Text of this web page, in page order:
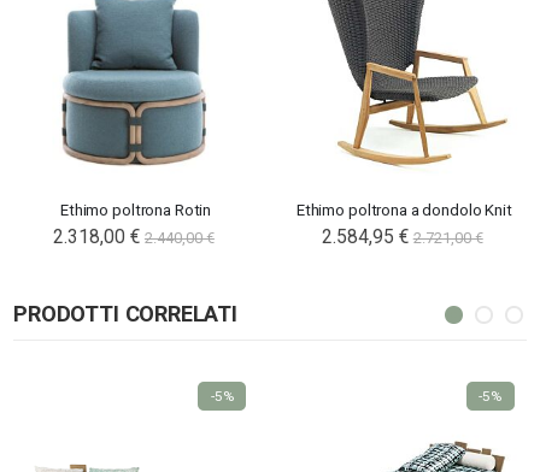
Ethimo poltrona Rotin
2.318,00 € 2.440,00 €
Ethimo poltrona a dondolo Knit
2.584,95 € 2.721,00 €
PRODOTTI CORRELATI
-5% -5%